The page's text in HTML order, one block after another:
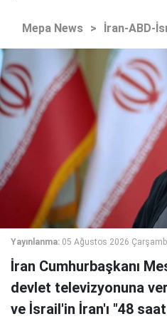
Mepa News > İran-ABD-
Yayınlanma: 05 Ağustos 2026
İran Cumhurbaşkanı
devlet televizyonuna
ve İsrail'in İran'ı "48